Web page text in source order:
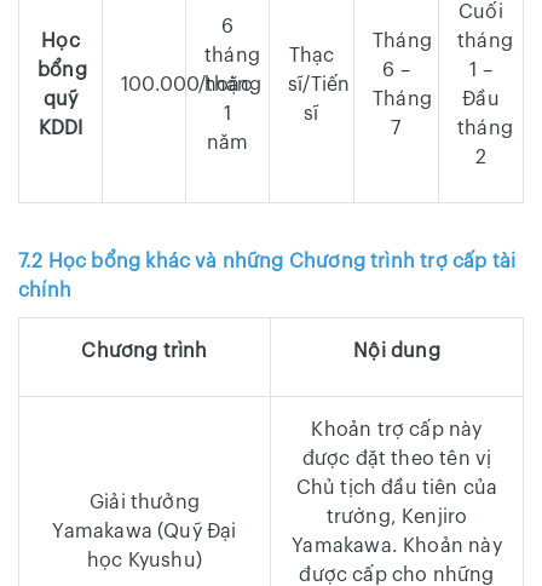
Học
bổng
quỹ
KDDI
100.000/tháng
6
tháng
hoặc
1
năm
Thạc
sĩ/Tiến
sĩ
Tháng
6 –
Tháng
7
Cuối
tháng
1 –
Đầu
tháng
2
7.2 Học bổng khác và những Chương trình trợ cấp tài
chính
Chương trình Nội dung
Giải thưởng
Yamakawa (Quỹ Đại
học Kyushu)
Khoản trợ cấp này
được đặt theo tên vị
Chủ tịch đầu tiên của
trường, Kenjiro
Yamakawa. Khoản này
được cấp cho những